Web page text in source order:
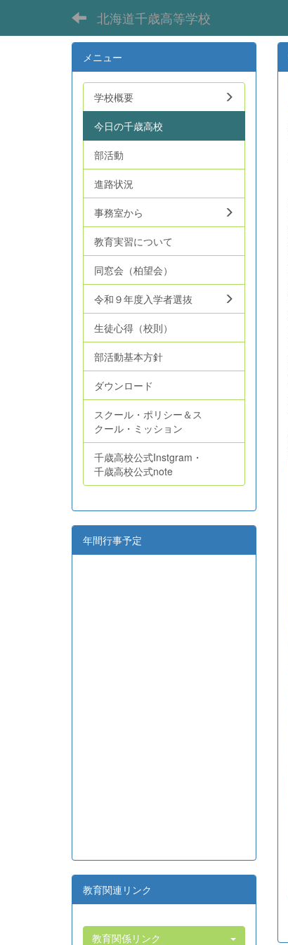
北海道千歳高等学校
メニュー
学校概要
今日の千歳高校
部活動
進路状況
事務室から
教育実習について
同窓会（柏望会）
令和９年度入学者選抜
生徒心得（校則）
部活動基本方針
ダウンロード
スクール・ポリシー＆ス
クール・ミッション
千歳高校公式Instgram・
千歳高校公式note
年間行事予定
教育関連リンク
教育関係リンク